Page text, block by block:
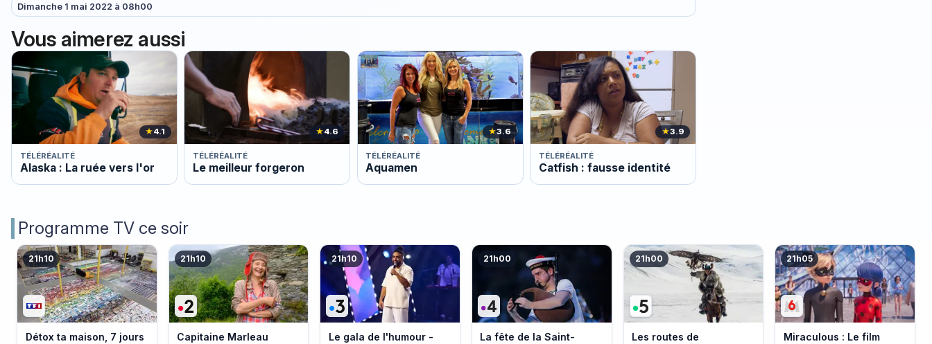
Dimanche 1 mai 2022 à 08h00
Vous aimerez aussi
★4.1
TÉLÉRÉALITÉ
Alaska : La ruée vers l'or
★4.6
TÉLÉRÉALITÉ
Le meilleur forgeron
★3.6
TÉLÉRÉALITÉ
Aquamen
★3.9
TÉLÉRÉALITÉ
Catfish : fausse identité
Programme TV ce soir
21h10
Détox ta maison, 7 jours
21h10
Capitaine Marleau
21h10
Le gala de l'humour -
21h00
La fête de la Saint-
21h00
Les routes de
21h05
Miraculous : Le film